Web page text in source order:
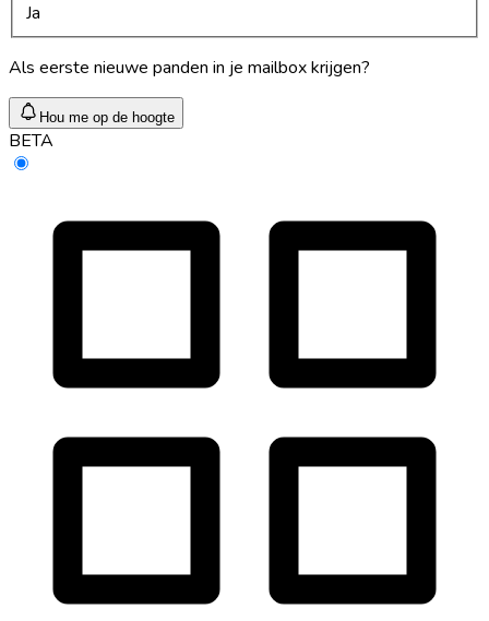
Ja
Als eerste nieuwe panden in je mailbox krijgen?
Hou me op de hoogte
BETA